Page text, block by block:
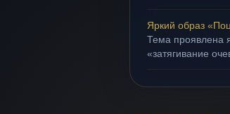
Яркий образ
Тема проявлена
«затягивание